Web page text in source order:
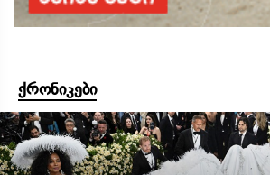
ქრონიკები